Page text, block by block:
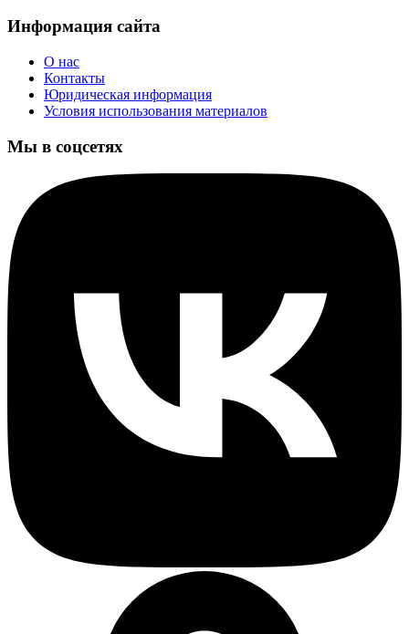
Информация сайта
О нас
Контакты
Юридическая информация
Условия использования материалов
Мы в соцсетях